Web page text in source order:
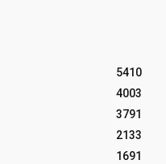
5410
4003
3791
2133
1691